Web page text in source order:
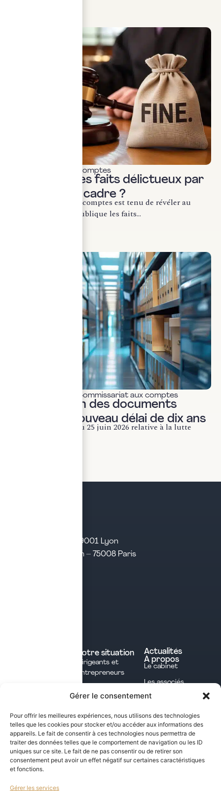
Gérer le consentement
Pour offrir les meilleures expériences, nous utilisons des technologies
telles que les cookies pour stocker et/ou accéder aux informations des
appareils. Le fait de consentir à ces technologies nous permettra de
traiter des données telles que le comportement de navigation ou les ID
uniques sur ce site. Le fait de ne pas consentir ou de retirer son
consentement peut avoir un effet négatif sur certaines caractéristiques
et fonctions.
Gérer les services
Commissariat aux comptes
Révélation des faits délictueux par
le CAC : quel cadre ?
Le commissaire aux comptes est tenu de révéler au
procureur de la République les faits...
Commissariat aux comptes
Conservation des documents
fiscaux : le nouveau délai de dix ans
La loi n° 2026-534 du 25 juin 2026 relative à la lutte
21 rue d’Algérie – 69001 Lyon
31 rue d’Amsterdam – 75008 Paris
Courtage en
assurances
Votre situation
Dirigeants et
Entrepreneurs
Libérales
International
Actualités
À propos
Le cabinet
Les associés
L'équipe
Notre méthode
Les opportunités fiscales à saisir dans notre
newsletter mensuelle